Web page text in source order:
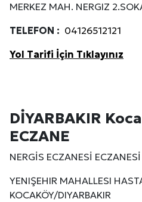
MERKEZ MAH. NERGIZ
TELEFON : 04126512121
Yol Tarifi İçin Tıklayınız
DİYARBAKIR
ECZANE
NERGİS ECZANESİ ECZANESİ
YENIŞEHIR MAHALLESI
KOCAKÖY/DIYARBAKIR